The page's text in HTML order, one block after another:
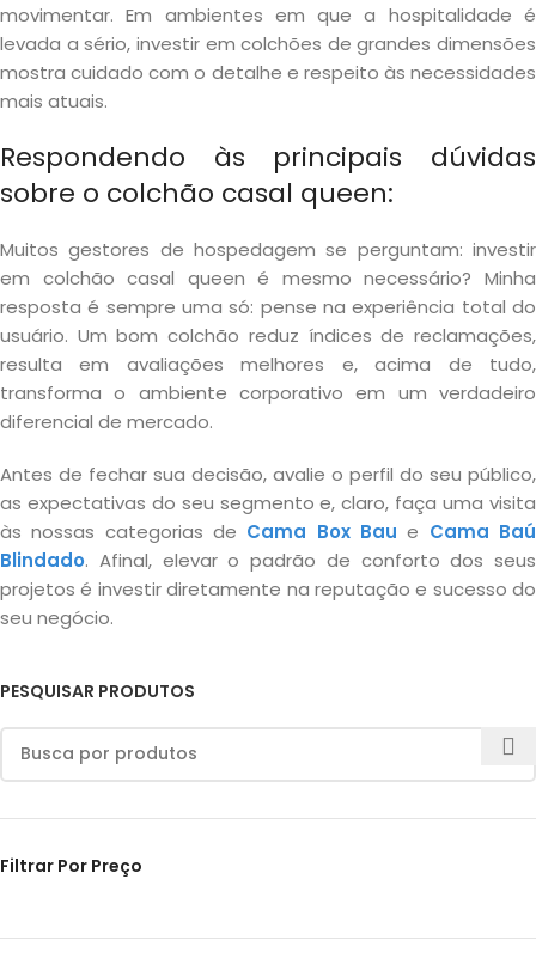
PESQUISAR PRODUTOS
Filtrar Por Preço
movimentar. Em ambientes em que a hospitalidade é
levada a sério, investir em colchões de grandes dimensões
mostra cuidado com o detalhe e respeito às necessidades
mais atuais.
Respondendo às principais dúvidas
sobre o colchão casal queen:
Muitos gestores de hospedagem se perguntam: investir
em colchão casal queen é mesmo necessário? Minha
resposta é sempre uma só: pense na experiência total do
usuário. Um bom colchão reduz índices de reclamações,
resulta em avaliações melhores e, acima de tudo,
transforma o ambiente corporativo em um verdadeiro
diferencial de mercado.
Antes de fechar sua decisão, avalie o perfil do seu público,
as expectativas do seu segmento e, claro, faça uma visita
às nossas categorias de Cama Box Bau e Cama Baú
Blindado. Afinal, elevar o padrão de conforto dos seus
projetos é investir diretamente na reputação e sucesso do
seu negócio.